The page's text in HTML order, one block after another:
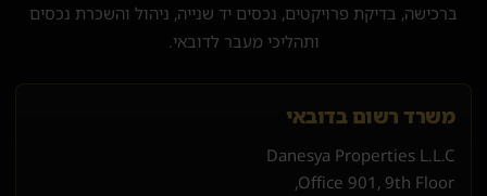
ברכישה, בדיקת פרויקטים, נכסים יד שנייה, ניהול והשכרת נכסים
ותהליכי מעבר לדובאי.
משרד רשום בדובאי
Danesya Properties L.L.C
Office 901, 9th Floor,